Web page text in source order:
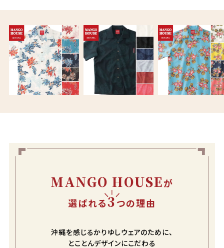
MANGO HOUSEが
選ばれる3つの理由
沖縄を感じるかりゆしウェアのために、
とことんデザインにこだわる